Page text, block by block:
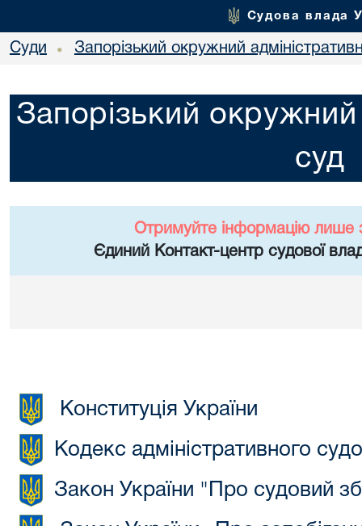
Судова влада
Суди • Запорізький окружний
Запорізький окружний
суд
Отримуйте інформацію лише
Єдиний Контакт-центр судової
Конституція України
Кодекс адміністративного
Закон України "Про судовий